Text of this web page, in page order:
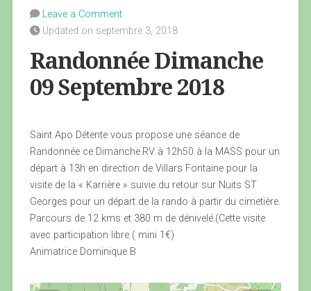
Leave a Comment
Updated on septembre 3, 2018
Randonnée Dimanche
09 Septembre 2018
Saint Apo Détente vous propose une séance de
Randonnée ce Dimanche.RV à 12h50 à la MASS pour un
départ à 13h en direction de Villars Fontaine pour la
visite de la « Karrière » suivie du retour sur Nuits ST
Georges pour un départ de la rando à partir du cimetière.
Parcours de 12 kms et 380 m de dénivelé.(Cette visite
avec participation libre ( mini 1€)
Animatrice Dominique B